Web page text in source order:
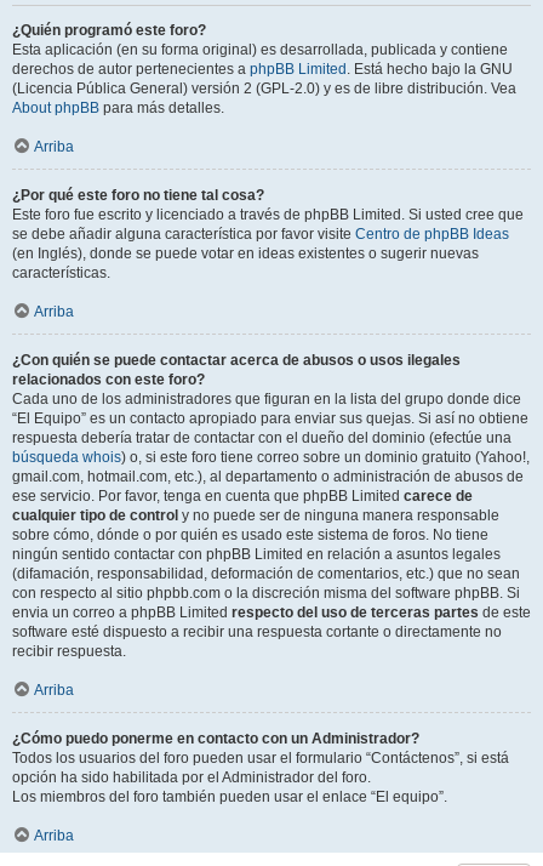
¿Quién programó este foro?
Esta aplicación (en su forma original) es desarrollada, publicada y contiene
derechos de autor pertenecientes a phpBB Limited . Está hecho bajo la GNU
(Licencia Pública General) versión 2 (GPL-2.0) y es de libre distribución. Vea
About phpBB para más detalles.
Arriba
¿Por qué este foro no tiene tal cosa?
Este foro fue escrito y licenciado a través de phpBB Limited. Si usted cree que
se debe añadir alguna característica por favor visite Centro de phpBB Ideas
(en Inglés), donde se puede votar en ideas existentes o sugerir nuevas
características.
Arriba
¿Con quién se puede contactar acerca de abusos o usos ilegales
relacionados con este foro?
Cada uno de los administradores que figuran en la lista del grupo donde dice
“El Equipo” es un contacto apropiado para enviar sus quejas. Si así no obtiene
respuesta debería tratar de contactar con el dueño del dominio (efectúe una
búsqueda whois) o, si este foro tiene correo sobre un dominio gratuito (Yahoo!,
gmail.com, hotmail.com, etc.), al departamento o administración de abusos de
ese servicio. Por favor, tenga en cuenta que phpBB Limited carece de
cualquier tipo de control y no puede ser de ninguna manera responsable
sobre cómo, dónde o por quién es usado este sistema de foros. No tiene
ningún sentido contactar con phpBB Limited en relación a asuntos legales
(difamación, responsabilidad, deformación de comentarios, etc.) que no sean
con respecto al sitio phpbb.com o la discreción misma del software phpBB. Si
envia un correo a phpBB Limited respecto del uso de terceras partes de este
software esté dispuesto a recibir una respuesta cortante o directamente no
recibir respuesta.
Arriba
¿Cómo puedo ponerme en contacto con un Administrador?
Todos los usuarios del foro pueden usar el formulario “Contáctenos”, si está
opción ha sido habilitada por el Administrador del foro.
Los miembros del foro también pueden usar el enlace “El equipo”.
Arriba